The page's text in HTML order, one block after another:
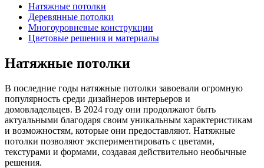
Натяжные потолки
Деревянные потолки
Многоуровневые конструкции
Цветовые решения и материалы
Натяжные потолки
В последние годы натяжные потолки завоевали огромную
популярность среди дизайнеров интерьеров и
домовладельцев. В 2024 году они продолжают быть
актуальными благодаря своим уникальным характеристикам
и возможностям, которые они предоставляют. Натяжные
потолки позволяют экспериментировать с цветами,
текстурами и формами, создавая действительно необычные
решения.